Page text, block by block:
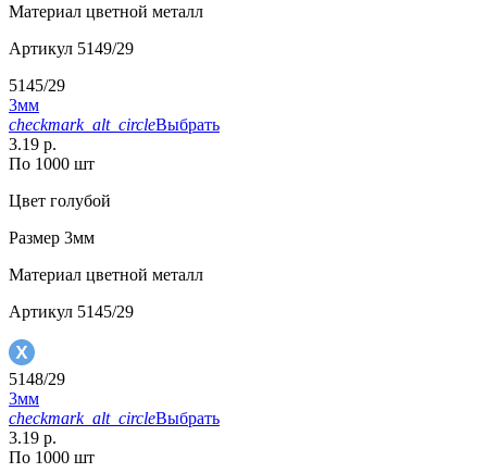
Материал цветной металл
Артикул 5149/29
5145/29
3мм
checkmark_alt_circleВыбрать
3.19 р.
По 1000 шт
Цвет голубой
Размер 3мм
Материал цветной металл
Артикул 5145/29
5148/29
3мм
checkmark_alt_circleВыбрать
3.19 р.
По 1000 шт